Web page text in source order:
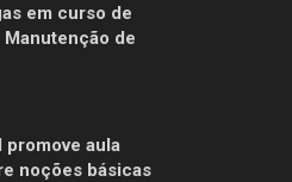
em curso de
Manutenção de
promove aula
noções básicas